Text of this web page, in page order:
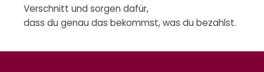
Verschnitt und sorgen dafür,
dass du genau das bekommst, was du bezahlst.